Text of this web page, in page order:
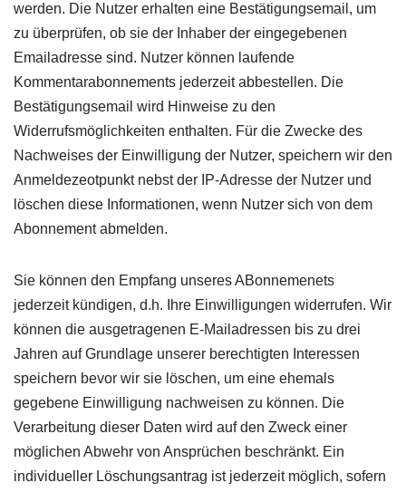
werden. Die Nutzer erhalten eine Bestätigungsemail, um
zu überprüfen, ob sie der Inhaber der eingegebenen
Emailadresse sind. Nutzer können laufende
Kommentarabonnements jederzeit abbestellen. Die
Bestätigungsemail wird Hinweise zu den
Widerrufsmöglichkeiten enthalten. Für die Zwecke des
Nachweises der Einwilligung der Nutzer, speichern wir den
Anmeldezeotpunkt nebst der IP-Adresse der Nutzer und
löschen diese Informationen, wenn Nutzer sich von dem
Abonnement abmelden.
Sie können den Empfang unseres ABonnemenets
jederzeit kündigen, d.h. Ihre Einwilligungen widerrufen. Wir
können die ausgetragenen E-Mailadressen bis zu drei
Jahren auf Grundlage unserer berechtigten Interessen
speichern bevor wir sie löschen, um eine ehemals
gegebene Einwilligung nachweisen zu können. Die
Verarbeitung dieser Daten wird auf den Zweck einer
möglichen Abwehr von Ansprüchen beschränkt. Ein
individueller Löschungsantrag ist jederzeit möglich, sofern